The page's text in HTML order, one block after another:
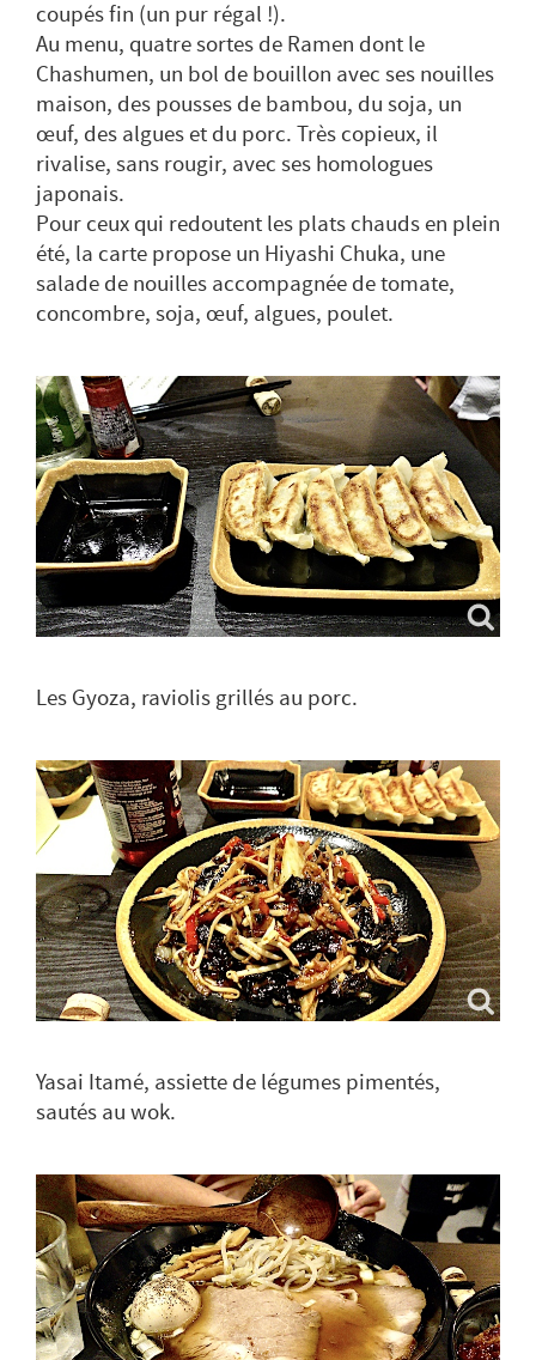
coupés fin (un pur régal !).
Au menu, quatre sortes de Ramen dont le
Chashumen, un bol de bouillon avec ses nouilles
maison, des pousses de bambou, du soja, un
œuf, des algues et du porc. Très copieux, il
rivalise, sans rougir, avec ses homologues
japonais.
Pour ceux qui redoutent les plats chauds en plein
été, la carte propose un Hiyashi Chuka, une
salade de nouilles accompagnée de tomate,
concombre, soja, œuf, algues, poulet.
Les Gyoza, raviolis grillés au porc.
Yasai Itamé, assiette de légumes pimentés,
sautés au wok.